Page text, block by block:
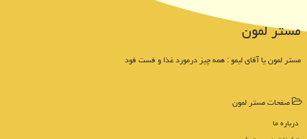
مستر لمون
مستر لمون یا آقای لیمو : همه چیز درمورد غذا و فست فود
صفحات مستر لمون
درباره ما